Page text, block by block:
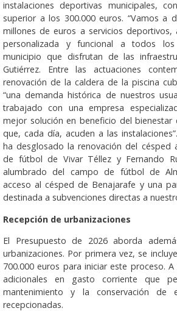
instalaciones deportivas municipales,
superior a los 300.000 euros. “Vamos a
millones de euros a servicios deportivos,
personalizada y funcional a todos
municipio que disfrutan de las
Gutiérrez. Entre las actuaciones
renovación de la caldera de la piscina
“una demanda histórica de nuestros
trabajado con una empresa
mejor solución en beneficio del bienestar
que, cada día, acuden a las
ha desglosado la renovación del césped
de fútbol de Vivar Téllez y Fernando
alumbrado del campo de fútbol de
acceso al césped de Benajarafe y una
destinada a subvenciones directas a
Recepción de urbanizaciones
El Presupuesto de 2026 aborda
urbanizaciones. Por primera vez, se
700.000 euros para iniciar este proceso.
adicionales en gasto corriente que
mantenimiento y la conservación de
recepcionadas.